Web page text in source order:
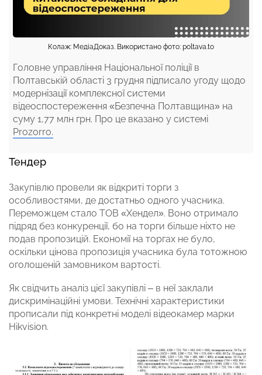
Колаж: МедіаДоказ. Використано фото: poltava.to
Головне управління Національної поліції в
Полтавській області 3 грудня підписало угоду щодо
модернізації комплексної системи
відеоспостереження «Безпечна Полтавщина» на
суму 1,77 млн грн. Про це вказано у системі
Prozorro.
Тендер
Закупівлю провели як відкриті торги з
особливостями, де достатньо одного учасника.
Переможцем стало ТОВ «Хендел». Воно отримало
підряд без конкуренції, бо на торги більше ніхто не
подав пропозицій. Економії на торгах не було,
оскільки цінова пропозиція учасника була тотожною
оголошеній замовником вартості.
Як свідчить аналіз цієї закупівлі – в неї заклали
дискримінаційні умови. Технічні характеристики
прописали під конкретні моделі відеокамер марки
Hikvision.